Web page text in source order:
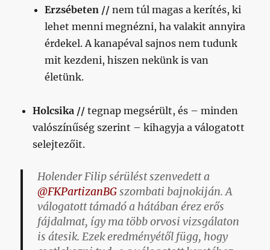
Erzsébeten // nem túl magas a kerítés, ki
lehet menni megnézni, ha valakit annyira
érdekel. A kanapéval sajnos nem tudunk
mit kezdeni, hiszen nekünk is van
életünk.
Holcsika // tegnap megsérült, és – minden
valószínűség szerint – kihagyja a válogatott
selejtezőit.
Holender Filip sérülést szenvedett a
@FKPartizanBGszombati bajnokiján. A
válogatott támadó a hátában érez erős
fájdalmat, így ma több orvosi vizsgálaton
is átesik. Ezek eredményétől függ, hogy